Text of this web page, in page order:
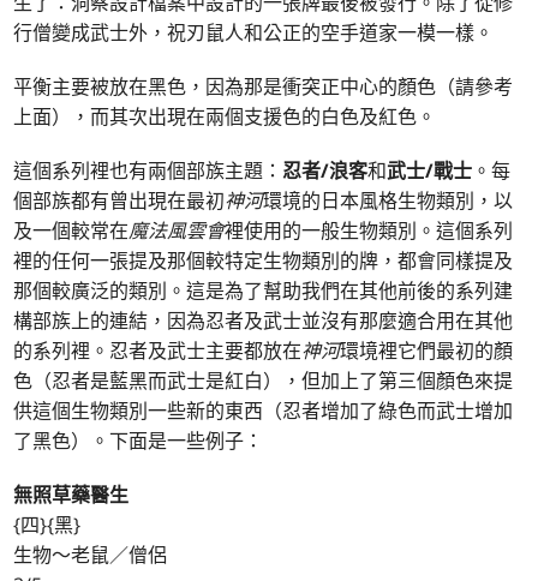
行僧變成武士外，祝刃鼠人和公正的空手道家一模一樣。
平衡主要被放在黑色，因為那是衝突正中心的顏色（請參考
上面），而其次出現在兩個支援色的白色及紅色。
這個系列裡也有兩個部族主題：忍者/浪客和武士/戰士 。每
個部族都有曾出現在最初神河環境的日本風格生物類別，以
及一個較常在魔法風雲會裡使用的一般生物類別。這個系列
裡的任何一張提及那個較特定生物類別的牌，都會同樣提及
那個較廣泛的類別。這是為了幫助我們在其他前後的系列建
構部族上的連結，因為忍者及武士並沒有那麼適合用在其他
的系列裡。忍者及武士主要都放在神河環境裡它們最初的顏
色（忍者是藍黑而武士是紅白），但加上了第三個顏色來提
供這個生物類別一些新的東西（忍者增加了綠色而武士增加
了黑色）。下面是一些例子：
無照草藥醫生
{四}{黑}
生物～老鼠／僧侶